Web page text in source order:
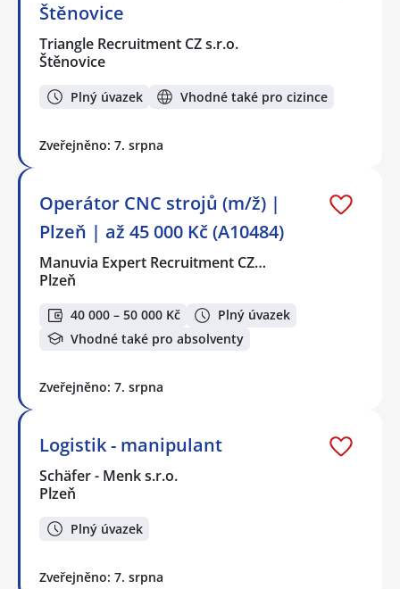
Štěnovice
Triangle Recruitment CZ s.r.o.
Štěnovice
Plný úvazek Vhodné také pro cizince
Zveřejněno: 7. srpna
Operátor CNC strojů (m/ž) |
Plzeň | až 45 000 Kč (A10484)
Manuvia Expert Recruitment CZ…
Plzeň
40 000 – 50 000 Kč
Plný úvazek
Vhodné také pro absolventy
Zveřejněno: 7. srpna
Logistik - manipulant
Schäfer - Menk s.r.o.
Plzeň
Plný úvazek
Zveřejněno: 7. srpna